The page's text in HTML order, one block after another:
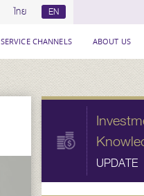
ไทย EN
SERVICE CHANNELS ABOUT US
UPDATE